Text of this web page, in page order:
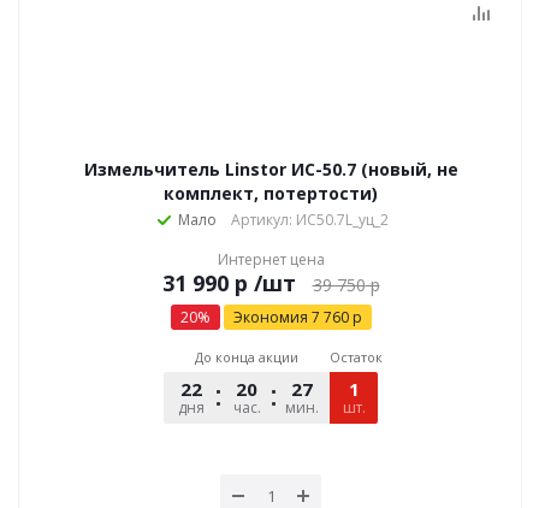
Измельчитель Linstor ИС-50.7 (новый, не
комплект, потертости)
Мало
Артикул: ИС50.7L_уц_2
Интернет цена
р /шт 39 750р
20% Экономия 7 760р
До конца акции
22
дня
20
час.
27
мин.
00
сек.
Остаток
1
шт.